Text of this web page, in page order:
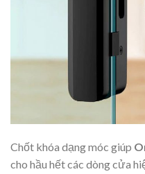
Chốt khóa dạng móc giúp
cho hầu hết các dòng cửa